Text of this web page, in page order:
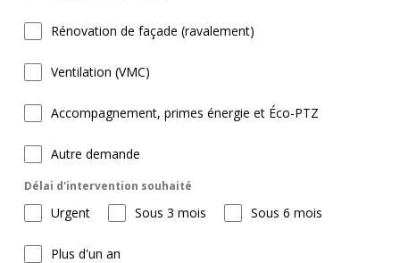
Rénovation de façade (ravalement)
Ventilation (VMC)
Accompagnement, primes énergie et Éco-PTZ
Autre demande
Délai d'intervention souhaité
Urgent Sous 3 mois Sous 6 mois
Plus d'un an